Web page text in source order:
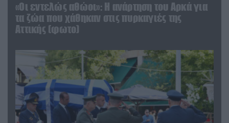
«Οι εντελώς αθώοι»: Η ανάρτηση του Αρκά για
τα ζώα που χάθηκαν στις πυρκαγιές της
Αττικής (φωτο)